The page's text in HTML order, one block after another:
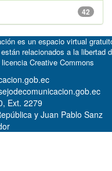
42
es un espacio virtual
relacionados a la libertad
Creative Commons
Ext. 2279
y Juan Pablo Sanz